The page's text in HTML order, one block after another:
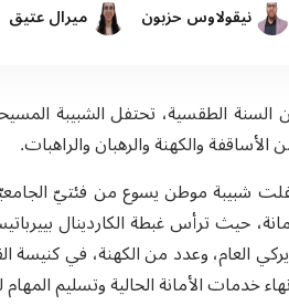
نيقولاوس حزبون ميرال عتيق
السنة الطقسية، تحتفل الشبيبة
والكهنة والرهبان والراهبات.
حيث ترأس غبطة الكاردينال
العام، وعدد من الكهنة، في كنيسة
خدمات الأمانة الحالية وتسليم المهام